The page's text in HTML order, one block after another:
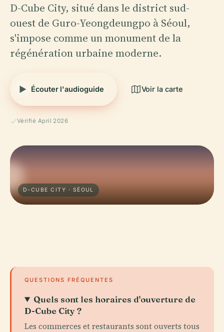
D-Cube City, situé dans le district sud-
ouest de Guro-Yeongdeungpo à Séoul,
s'impose comme un monument de la
régénération urbaine moderne.
Écouter l'audioguide Voir la carte
Vérifié April 2026
D-CUBE CITY · SÉOUL
QUESTIONS FRÉQUENTES
Quels sont les horaires d'ouverture de
D-Cube City ?
Les commerces et restaurants sont ouverts tous